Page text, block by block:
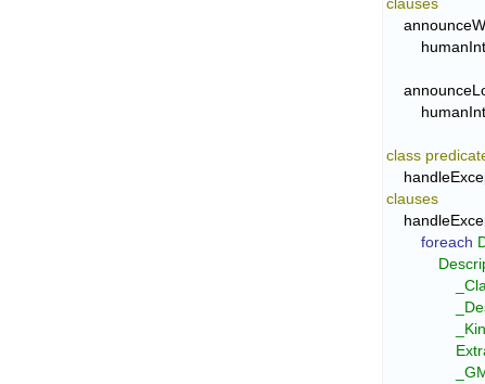
clauses
class
clauses
foreach